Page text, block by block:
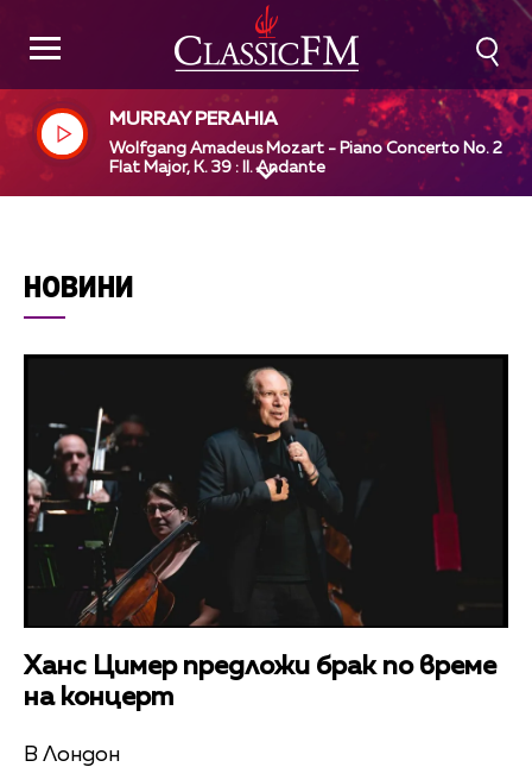
MURRAY PERAHIA
Wolfgang Amadeus Mozart - Piano Concerto No. 2 in
Flat Major, K. 39 : II. Andante
НОВИНИ
Ханс Цимер предложи брак по време
на концерт
В Лондон